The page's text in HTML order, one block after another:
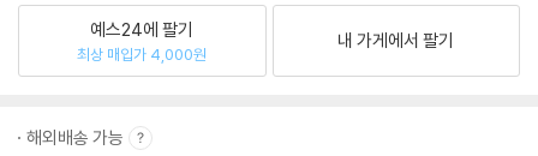
예스24에 팔기
최상 매입가 4,000원
내 가게에서 팔기
해외배송 가능